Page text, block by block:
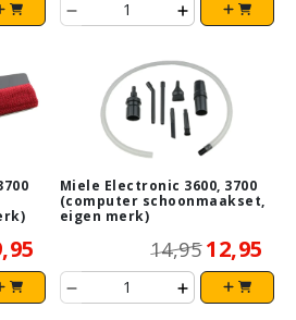
Miele Electronic 3600, 3700
(computer schoonmaakset,
eigen merk)
14,95 12,95